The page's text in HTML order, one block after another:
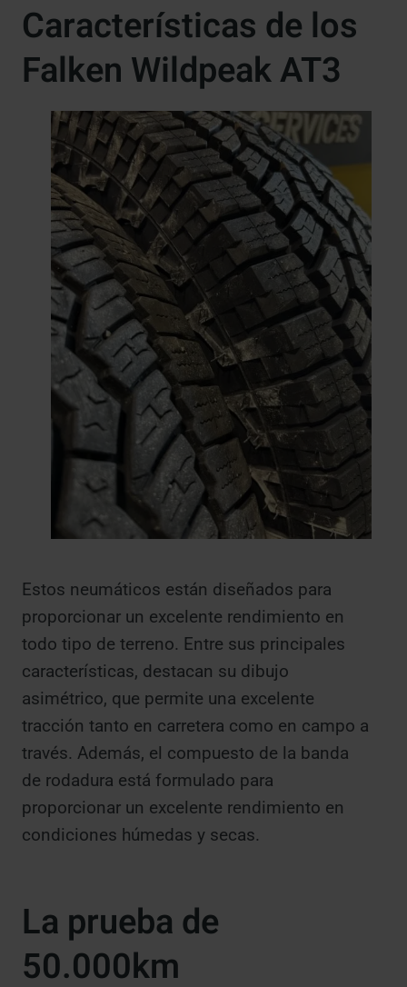
Características de los
Falken Wildpeak AT3
Estos neumáticos están diseñados para
proporcionar un excelente rendimiento en
todo tipo de terreno. Entre sus principales
características, destacan su dibujo
asimétrico, que permite una excelente
tracción tanto en carretera como en campo a
través. Además, el compuesto de la banda
de rodadura está formulado para
proporcionar un excelente rendimiento en
condiciones húmedas y secas.
La prueba de
50.000km